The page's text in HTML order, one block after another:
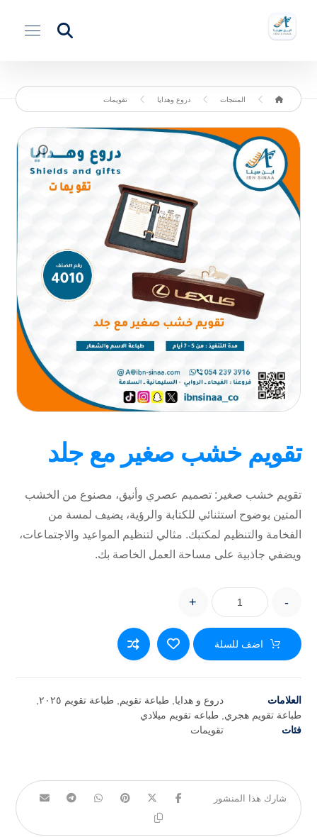
المنتجات دروع وهدايا تقويمات
تقويم خشب صغير مع جلد
تقويم خشب صغير: تصميم عصري وأنيق، مصنوع من الخشب
المتين بوضوح استثنائي للكتابة والرؤية، يضيف لمسة من
الفخامة والتنظيم لمكتبك. مثالي لتنظيم المواعيد والاجتماعات،
ويضفي جاذبية على مساحة العمل الخاصة بك.
-
+
اضف للسلة
العلامات دروع و هدايا ,طباعة تقويم ,طباعة تقويم ٢٠٢٥
طباعة تقويم هجري ,طباعه تقويم ميلادي
فئات
تقويمات